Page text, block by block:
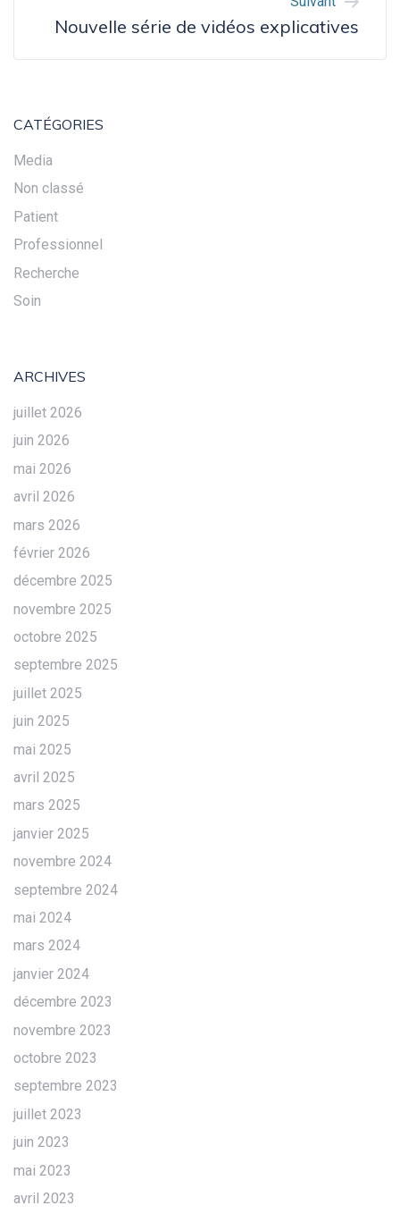
Nouvelle série de vidéos explicatives
CATÉGORIES
Media
Non classé
Patient
Professionnel
Recherche
Soin
ARCHIVES
juillet 2026
juin 2026
mai 2026
avril 2026
mars 2026
février 2026
décembre 2025
novembre 2025
octobre 2025
septembre 2025
juillet 2025
juin 2025
mai 2025
avril 2025
mars 2025
janvier 2025
novembre 2024
septembre 2024
mai 2024
mars 2024
janvier 2024
décembre 2023
novembre 2023
octobre 2023
septembre 2023
juillet 2023
juin 2023
mai 2023
avril 2023